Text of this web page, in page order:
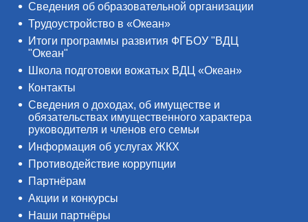
Сведения об образовательной организации
Трудоустройство в «Океан»
Итоги программы развития ФГБОУ "ВДЦ
"Океан"
Школа подготовки вожатых ВДЦ «Океан»
Контакты
Сведения о доходах, об имуществе и
обязательствах имущественного характера
руководителя и членов его семьи
Информация об услугах ЖКХ
Противодействие коррупции
Партнёрам
Акции и конкурсы
Наши партнёры